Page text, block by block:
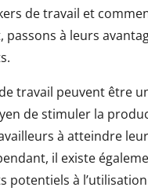
de travail et
à leurs
travail peuvent être
de stimuler la
à atteindre
il existe
potentiels à